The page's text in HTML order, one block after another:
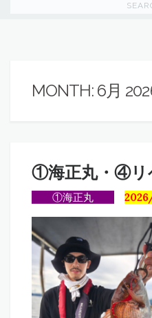
MONTH: 6月
①海正丸・④リ
①海正丸